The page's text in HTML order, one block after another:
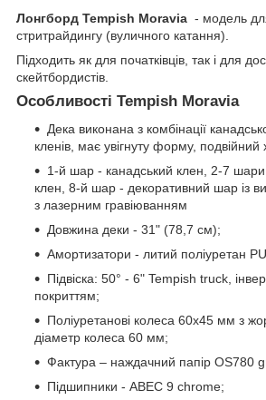
Лонгборд Tempish Moravia - модель
стритрайдингу (вуличного катання).
Підходить як для початківців, так і для
скейтбордистів.
Особливості Tempish Moravia
Дека виконана з комбінації
кленів, має увігнуту форму, подвійний
1-й шар - канадський клен, 2-7 шари
клен, 8-й шар - декоративний шар із
з лазерним гравіюванням
Довжина деки - 31" (78,7 см);
Амортизатори - литий поліуретан
Підвіска: 50° - 6" Tempish truck,
покриттям;
Поліуретанові колеса 60х45 мм з
діаметр колеса 60 мм;
Фактура – наждачний папір OS780
Підшипники - ABEC 9 chrome;